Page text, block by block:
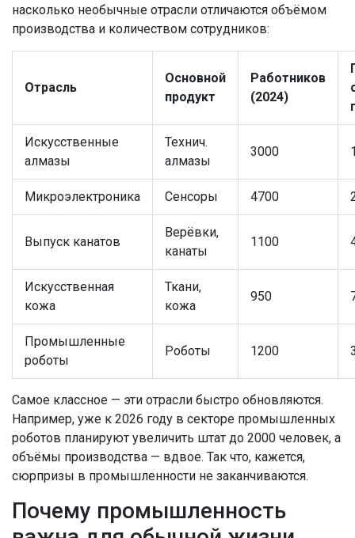
насколько необычные отрасли отличаются объёмом
производства и количеством сотрудников:
Отрасль
Основной
продукт
Работников
(2024)
Искусственные
алмазы
Технич.
алмазы
3000
Микроэлектроника Сенсоры 4700
Выпуск канатов
Верёвки,
канаты
1100
Искусственная
кожа
Ткани,
кожа
950
Промышленные
роботы
Роботы 1200
Самое классное — эти отрасли быстро обновляются.
Например, уже к 2026 году в секторе промышленных
роботов планируют увеличить штат до 2000 человек, а
объёмы производства — вдвое. Так что, кажется,
сюрпризы в промышленности не заканчиваются.
Почему промышленность